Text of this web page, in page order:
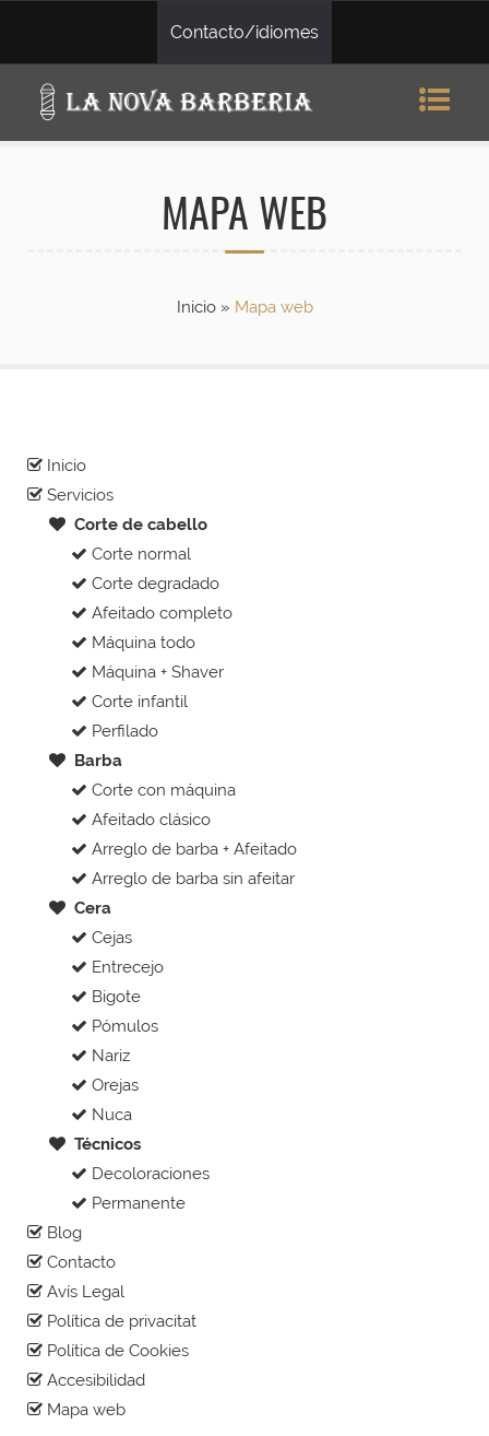
Contacto/idiomes
MAPA WEB
Inicio» Mapa web
Inicio
Servicios
Corte de cabello
Corte normal
Corte degradado
Afeitado completo
Máquina todo
Máquina + Shaver
Corte infantil
Perfilado
Barba
Corte con máquina
Afeitado clásico
Arreglo de barba + Afeitado
Arreglo de barba sin afeitar
Cera
Cejas
Entrecejo
Bigote
Pómulos
Nariz
Orejas
Nuca
Técnicos
Decoloraciones
Permanente
Blog
Contacto
Avís Legal
Política de privacitat
Política de Cookies
Accesibilidad
Mapa web